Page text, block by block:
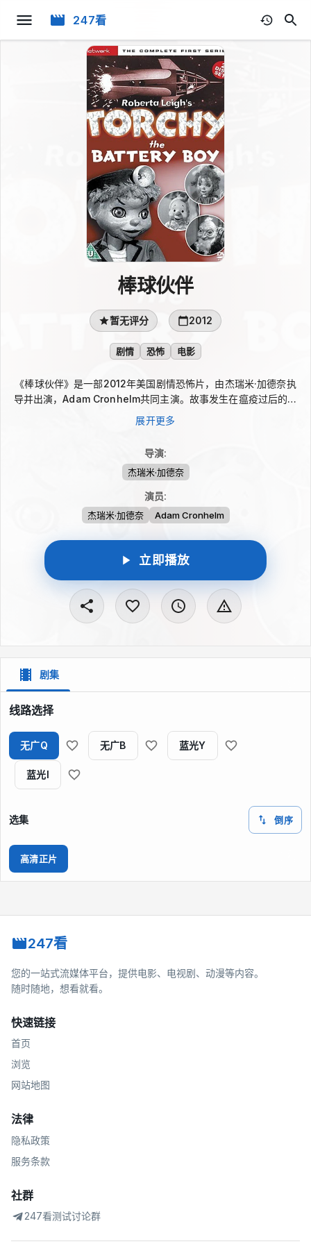
247看
棒球伙伴
暂无评分 2012
剧情 恐怖 电影
《棒球伙伴》是一部2012年美国剧情恐怖片，由杰瑞米·加德奈执
导并出演，Adam Cronhelm共同主演。故事发生在瘟疫过后的新
英格兰乡间，两名前棒球运动员穿行于偏僻公路和荒凉小镇之间，
四周到处是徘徊的亡者。漫长逃亡中，二人的性格差异不断显露，
展开更多
导演:
杰瑞米·加德奈
演员:
杰瑞米·加德奈 Adam Cronhelm
立即播放
剧集
线路选择
无广Q 无广B 蓝光Y
蓝光I
选集 倒序
高清正片
247看
您的一站式流媒体平台，提供电影、电视剧、动漫等内容。
随时随地，想看就看。
快速链接
首页
浏览
网站地图
法律
隐私政策
服务条款
社群
247看测试讨论群